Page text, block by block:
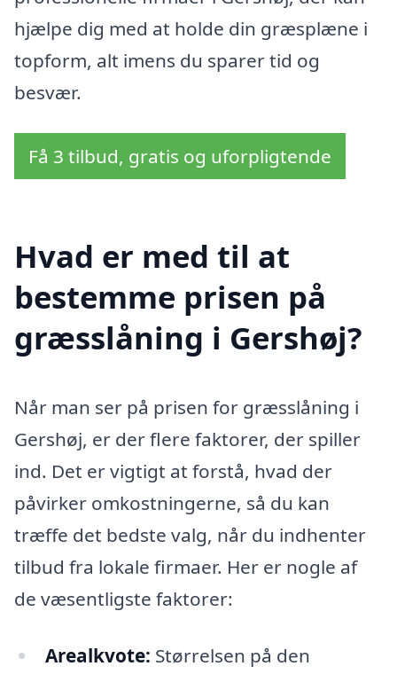
hjælpe dig med at holde din græsplæne i
topform, alt imens du sparer tid og
besvær.
Få 3 tilbud, gratis og uforpligtende
Hvad er med til at
bestemme prisen på
græsslåning i Gershøj?
Når man ser på prisen for græsslåning i
Gershøj, er der flere faktorer, der spiller
ind. Det er vigtigt at forstå, hvad der
påvirker omkostningerne, så du kan
træffe det bedste valg, når du indhenter
tilbud fra lokale firmaer. Her er nogle af
de væsentligste faktorer:
Arealkvote: Størrelsen på den